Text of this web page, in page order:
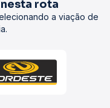
rota
a viação de